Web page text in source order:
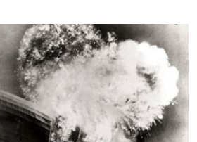
MẠI CỦA MỸ: QUÁ KHỨ VÀ HIỆN
2024